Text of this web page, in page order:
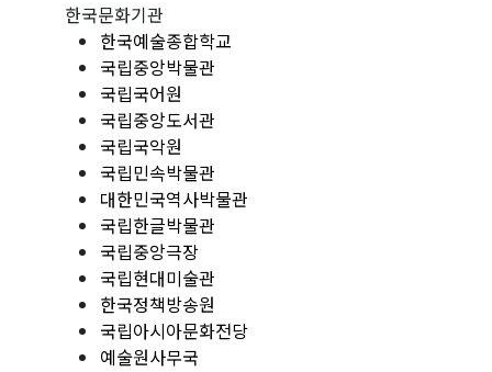
한국문화기관
한국예술종합학교
국립중앙박물관
국립국어원
국립중앙도서관
국립국악원
국립민속박물관
대한민국역사박물관
국립한글박물관
국립중앙극장
국립현대미술관
한국정책방송원
국립아시아문화전당
예술원사무국